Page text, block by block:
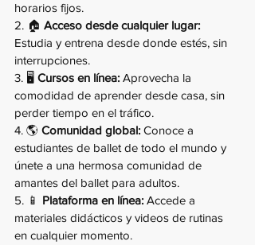
horarios fijos.
2. 🏠 Acceso desde cualquier lugar:
Estudia y entrena desde donde estés, sin
interrupciones.
3. 🖥️ Cursos en línea: Aprovecha la
comodidad de aprender desde casa, sin
perder tiempo en el tráfico.
4. 🌎 Comunidad global: Conoce a
estudiantes de ballet de todo el mundo y
únete a una hermosa comunidad de
amantes del ballet para adultos.
5. 📱 Plataforma en línea: Accede a
materiales didácticos y videos de rutinas
en cualquier momento.